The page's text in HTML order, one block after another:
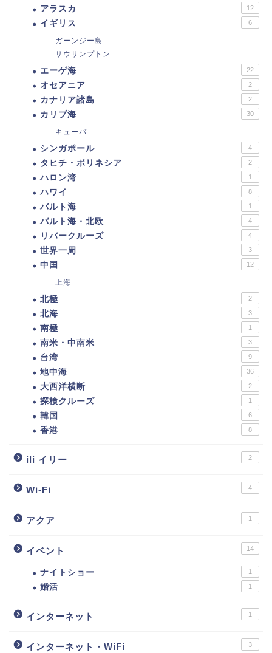
アラスカ 12
イギリス 6
ガーンジー島
サウサンプトン
エーゲ海 22
オセアニア 2
カナリア諸島 2
カリブ海 30
キューバ
シンガポール 4
タヒチ・ポリネシア 2
ハロン湾 1
ハワイ 8
バルト海 1
バルト海・北欧 4
リバークルーズ 4
世界一周 3
中国 12
上海
北極 2
北海 3
南極 1
南米・中南米 3
台湾 9
地中海 36
大西洋横断 2
探検クルーズ 1
韓国 6
香港 8
ili イリー 2
Wi-Fi 4
アクア 1
イベント 14
ナイトショー 1
婚活 1
インターネット 1
インターネット・WiFi 3